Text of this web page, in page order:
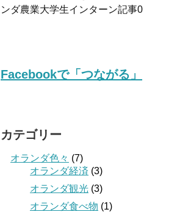
ンダ農業大学生インターン記事0
Facebookで「つながる」
カテゴリー
オランダ色々 (7)
オランダ経済 (3)
オランダ観光 (3)
オランダ食べ物 (1)